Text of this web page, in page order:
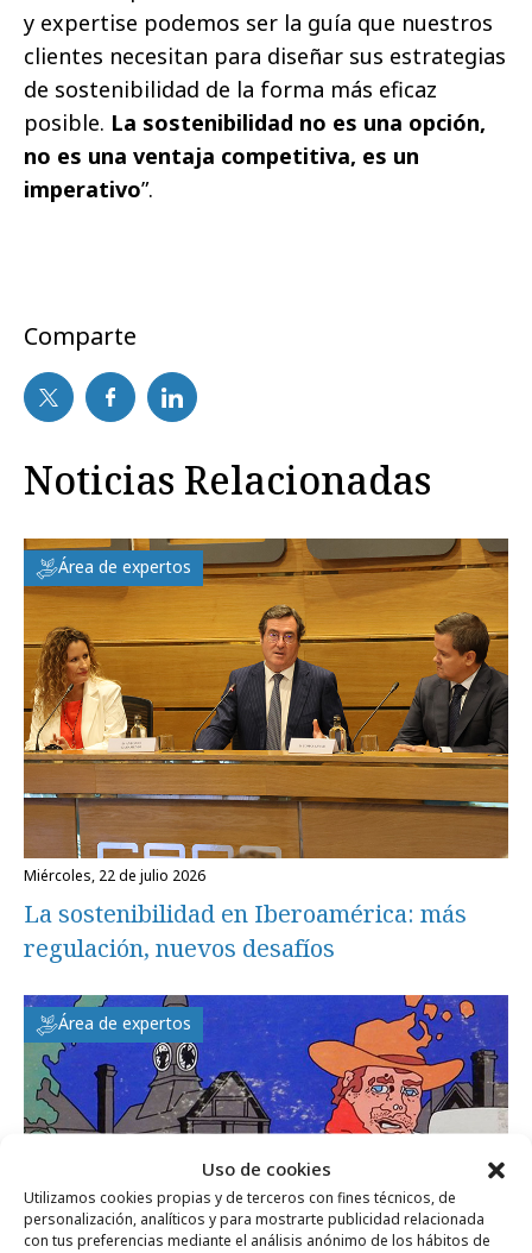
Uso de cookies
Utilizamos cookies propias y de terceros con fines técnicos, de
personalización, analíticos y para mostrarte publicidad relacionada
con tus preferencias mediante el análisis anónimo de los hábitos de
y expertise podemos ser la guía que nuestros
clientes necesitan para diseñar sus estrategias
de sostenibilidad de la forma más eficaz
posible. La sostenibilidad no es una opción,
no es una ventaja competitiva, es un
imperativo”.
Comparte
Noticias Relacionadas
Área de expertos
miércoles, 22 de julio 2026
La sostenibilidad en Iberoamérica: más
regulación, nuevos desafíos
Área de expertos